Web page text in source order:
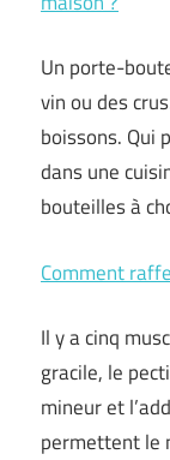
Un porte-
vin ou des
boissons. Qui
dans une
bouteilles à
Comment
Il y a cinq
gracile, le
mineur et
permettent le